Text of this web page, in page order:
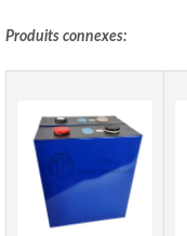
Produits connexes: